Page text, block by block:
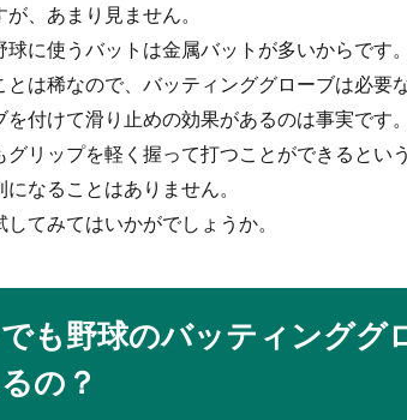
法学部が公務員を目指
ますが国家...
公務員試験の面接では第一印
が、あまり見ません。
球に使うバットは金属バットが多いからです。
とは稀なので、バッティンググローブは必要
を付けて滑り止めの効果があるのは事実です。
グリップを軽く握って打つことができるとい
なることはありません。
してみてはいかがでしょうか。
も野球のバッティンググ
の？